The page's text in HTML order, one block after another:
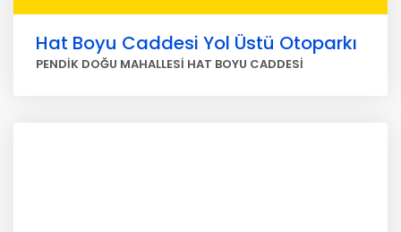
Hat Boyu Caddesi Yol Üstü Otoparkı
PENDİK DOĞU MAHALLESİ HAT BOYU CADDESİ